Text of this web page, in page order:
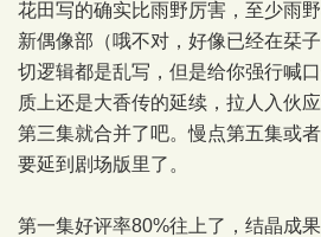
花田写的确实比雨野厉害，至少雨
新偶像部（哦不对，好像已经在栞
切逻辑都是乱写，但是给你强行喊
质上还是大香传的延续，拉人入伙
第三集就合并了吧。慢点第五集或
要延到剧场版里了。
第一集好评率80%往上了，结晶成果